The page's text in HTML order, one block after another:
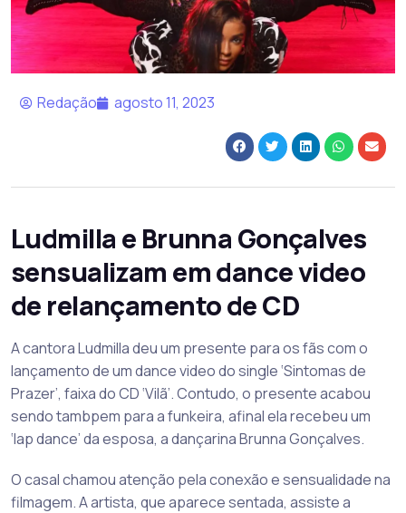
Redação agosto 11, 2023
Ludmilla e Brunna Gonçalves
sensualizam em dance video
de relançamento de CD
A cantora Ludmilla deu um presente para os fãs com o
lançamento de um dance video do single ‘Sintomas de
Prazer’, faixa do CD ‘Vilã’. Contudo, o presente acabou
sendo tambpem para a funkeira, afinal ela recebeu um
‘lap dance’ da esposa, a dançarina Brunna Gonçalves.
O casal chamou atenção pela conexão e sensualidade na
filmagem. A artista, que aparece sentada, assiste a